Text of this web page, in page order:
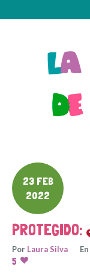
23 FEB
2022
PROTEGIDO:
Por Laura Silva En
5